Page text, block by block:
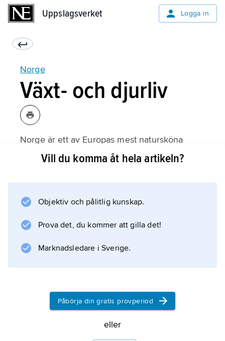
Uppslagsverket Logga in
Norge
Växt- och djurliv
Norge är ett av Europas mest natursköna
länder med fjordar, fjäll, sjöar, skogar,
(Skanderna) med sina utposter mot Atlanten i
väster och Norra Ishavet i norr.
Vill du komma åt hela artikeln?
Objektiv och pålitlig kunskap.
Prova det, du kommer att gilla det!
Marknadsledare i Sverige.
Påbörja din gratis provperiod
eller